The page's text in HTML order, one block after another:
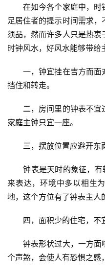
在如今各个家庭中，时
足居住者的提示时间需求
须品，然而许多人只是热
时钟风水，好风水能够带给
一，钟宜挂在吉方而面
挡住和转走。
二，房间里的钟表不宜过
家庭主钟只宜一座。
三，摆放位置应避开东面
钟表是天时的象征，有
来表达，环境中多以相生
地，这个方位有了钟表主人
四，面积少的住宅，不宜
钟表形状过大，一方面
个声煞，会使人有恐惧之感